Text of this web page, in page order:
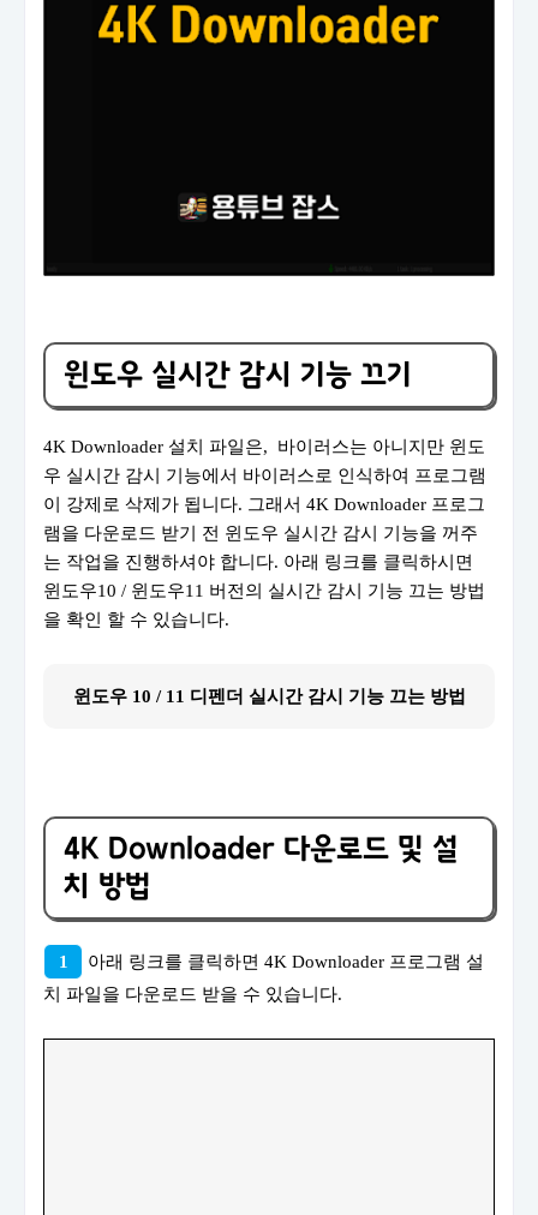
윈도우 실시간 감시 기능 끄기
4K Downloader 설치 파일은, 바이러스는 아니지만 윈도
우 실시간 감시 기능에서 바이러스로 인식하여 프로그램
이 강제로 삭제가 됩니다. 그래서 4K Downloader 프로그
램을 다운로드 받기 전 윈도우 실시간 감시 기능을 꺼주
는 작업을 진행하셔야 합니다. 아래 링크를 클릭하시면
윈도우10 / 윈도우11 버전의 실시간 감시 기능 끄는 방법
을 확인 할 수 있습니다.
윈도우 10 / 11 디펜더 실시간 감시 기능 끄는 방법
4K Downloader 다운로드 및 설
치 방법
1
아래 링크를 클릭하면 4K Downloader 프로그램 설
치 파일을 다운로드 받을 수 있습니다.